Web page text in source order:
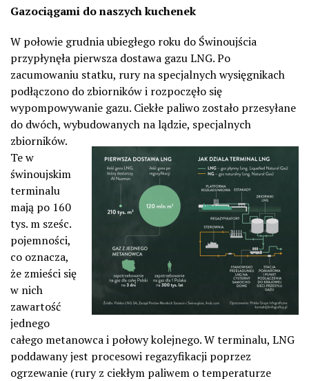
Gazociągami do naszych kuchenek
W połowie grudnia ubiegłego roku do Świnoujścia
przypłynęła pierwsza dostawa gazu LNG. Po
zacumowaniu statku, rury na specjalnych wysięgnikach
podłączono do zbiorników i rozpoczęło się
wypompowywanie gazu. Ciekłe paliwo zostało przesyłane
do dwóch, wybudowanych na lądzie, specjalnych
zbiorników.
Te w
świnoujskim
terminalu
mają po 160
tys. m sześc.
pojemności,
co oznacza,
że zmieści się
w nich
zawartość
jednego
całego metanowca i połowy kolejnego. W terminalu, LNG
poddawany jest procesowi regazyfikacji poprzez
ogrzewanie (rury z ciekłym paliwem o temperaturze